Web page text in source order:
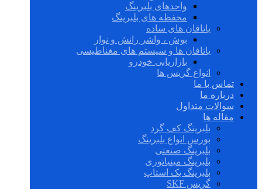
واحدهای بلبرینگ
محفظه های بلبرینگ
یاتاقان های ساده
بوش ، واشر رانش و نوار
یاتاقان ها و سیستم های مغناطیسی
بازاریابی خودرو
انواع گریس ها
تماس با ما
درباره ما
سوالات متداول
مقاله ها
بلبرینگ کف گرد
بورس انواع بلبرینگ
بلبرینگ صنعتی
بلبرینگ مینیاتوری
بلبرینگ بک استاپ
گریس SKF